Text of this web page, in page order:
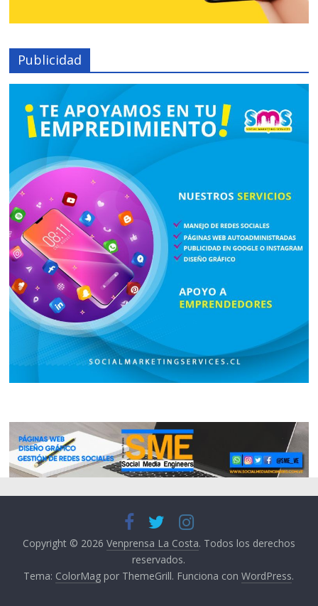
Publicidad
Copyright © 2026 Venprensa La Costa. Todos los derechos
reservados.
Tema: ColorMag por ThemeGrill. Funciona conWordPress.